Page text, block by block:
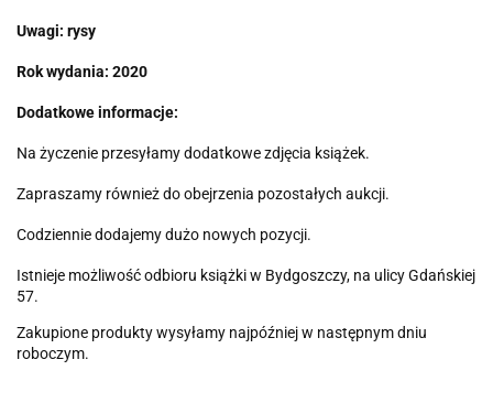
Uwagi: rysy
Rok wydania: 2020
Dodatkowe informacje:
Na życzenie przesyłamy dodatkowe zdjęcia książek.
Zapraszamy również do obejrzenia pozostałych aukcji.
Codziennie dodajemy dużo nowych pozycji.
Istnieje możliwość odbioru książki w Bydgoszczy, na ulicy Gdańskiej
57.
Zakupione produkty wysyłamy najpóźniej w następnym dniu
roboczym.